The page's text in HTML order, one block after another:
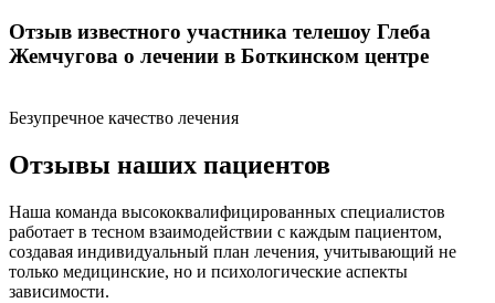
Отзыв известного участника телешоу Глеба
Жемчугова о лечении в Боткинском центре
Безупречное качество лечения
Отзывы наших пациентов
Наша команда высококвалифицированных специалистов
работает в тесном взаимодействии с каждым пациентом,
создавая индивидуальный план лечения, учитывающий не
только медицинские, но и психологические аспекты
зависимости.